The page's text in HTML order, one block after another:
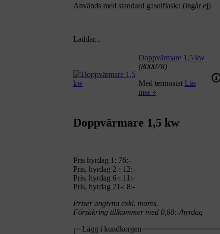
Används med standard gasolflaska (ingår ej)
Laddar...
Doppvärmare 1,5 kw
(800078)
Med termostat Läs
mer »
Doppvärmare 1,5 kw
Pris hyrdag 1: 76:-
Pris, hyrdag 2-: 12:-
Pris, hyrdag 6-: 11:-
Pris, hyrdag 21-: 8:-
Priser angivna exkl. moms.
Försäkring tillkommer med 0,60:-/hyrdag
Lägg i kundkorgen